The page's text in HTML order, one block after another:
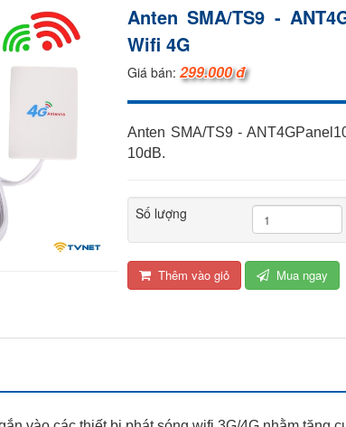
Anten SMA/TS9 -
Wifi 4G
Giá bán: 299.000 đ
Anten SMA/TS9 -
10dB.
Số lượng
Thêm vào giỏ Mua ngay